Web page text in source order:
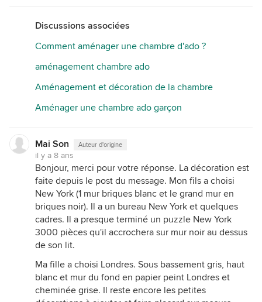
Discussions associées
Comment aménager une chambre d'ado ?
aménagement chambre ado
Aménagement et décoration de la chambre
Aménager une chambre ado garçon
Mai Son Auteur d'origine
il y a 8 ans
Bonjour, merci pour votre réponse. La décoration est
faite depuis le post du message. Mon fils a choisi
New York (1 mur briques blanc et le grand mur en
briques noir). Il a un bureau New York et quelques
cadres. Il a presque terminé un puzzle New York
3000 pièces qu'il accrochera sur mur noir au dessus
de son lit.
Ma fille a choisi Londres. Sous bassement gris, haut
blanc et mur du fond en papier peint Londres et
cheminée grise. Il reste encore les petites